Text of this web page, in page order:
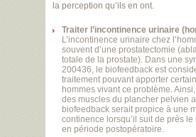
la perception qu’ils en ont.
Traiter l’incontinence urinaire
L’incontinence urinaire chez
souvent d’une prostatectomie
totale de la prostate). Dans une
200436, le biofeedback est
traitement pouvant apporter
hommes vivant ce problème.
des muscles du plancher pelvien
biofeedback serait propice à une
continence lorsqu’il suit de près
en période postopératoire.